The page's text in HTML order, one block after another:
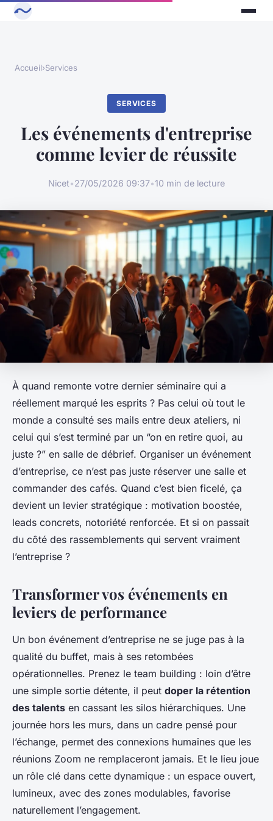
Accueil›Services
SERVICES
Les événements d'entreprise
comme levier de réussite
Nicet•27/05/2026 09:37•10 min de lecture
À quand remonte votre dernier séminaire qui a
réellement marqué les esprits ? Pas celui où tout le
monde a consulté ses mails entre deux ateliers, ni
celui qui s’est terminé par un “on en retire quoi, au
juste ?” en salle de débrief. Organiser un événement
d’entreprise, ce n’est pas juste réserver une salle et
commander des cafés. Quand c’est bien ficelé, ça
devient un levier stratégique : motivation boostée,
leads concrets, notoriété renforcée. Et si on passait
du côté des rassemblements qui servent vraiment
l’entreprise ?
Transformer vos événements en
leviers de performance
Un bon événement d’entreprise ne se juge pas à la
qualité du buffet, mais à ses retombées
opérationnelles. Prenez le team building : loin d’être
une simple sortie détente, il peut doper la rétention
des talents en cassant les silos hiérarchiques. Une
journée hors les murs, dans un cadre pensé pour
l’échange, permet des connexions humaines que les
réunions Zoom ne remplaceront jamais. Et le lieu joue
un rôle clé dans cette dynamique : un espace ouvert,
lumineux, avec des zones modulables, favorise
naturellement l’engagement.